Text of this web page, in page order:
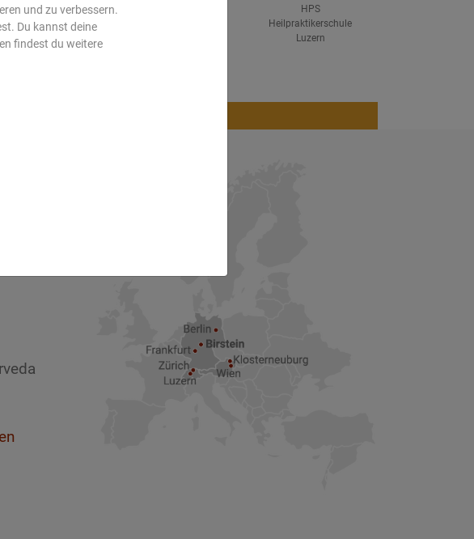
of
Gujarat Ayurved
University,
Jamnagar
HPS
Heilpraktikerschule
Luzern
und zu verbessern.
Du kannst deine
findest du weitere